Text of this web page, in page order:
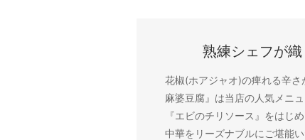
熟練シェフが
花椒(ホアジャオ)の痺れる辛
麻婆豆腐』は当店の人気メニ
『エビのチリソース』をはじ
中華をリーズナブルにご堪能